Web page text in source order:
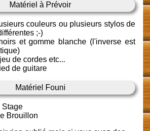
Matériel à Prévoir
couleurs ou plusieurs stylos de
;-)
et gomme blanche (l'inverse est
de cordes etc...
de guitare
Matériel Founi
Stage
Brouillon